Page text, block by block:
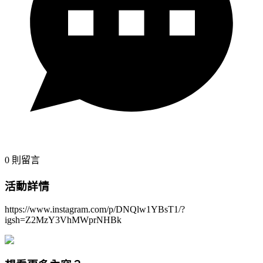
0 則留言
活動詳情
https://www.instagram.com/p/DNQlw1YBsT1/?
igsh=Z2MzY3VhMWprNHBk